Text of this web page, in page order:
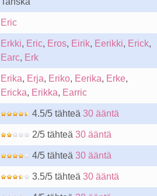
Eric
Erkki, Eric, Eros, Eirik, Eerikki, Erick,
Earc, Erk
Erika, Erja, Eriko, Eerika, Erke,
Ericka, Erikka, Earric
4.5/5 tähteä 30 ääntä
2/5 tähteä 30 ääntä
4/5 tähteä 30 ääntä
3.5/5 tähteä 30 ääntä